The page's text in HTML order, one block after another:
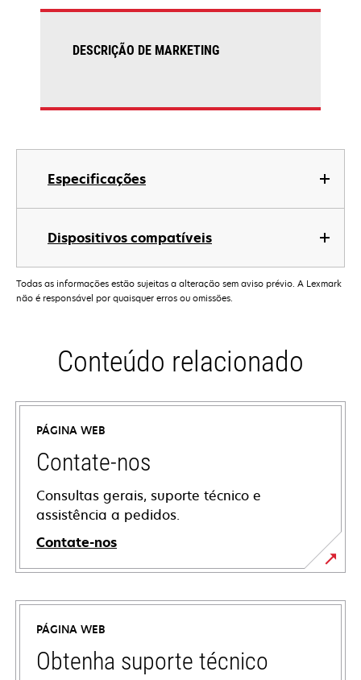
Especificações
Dispositivos compatíveis
DESCRIÇÃO DE MARKETING
Todas as informações estão sujeitas a alteração sem aviso prévio. A Lexmark
não é responsável por quaisquer erros ou omissões.
Conteúdo relacionado
PÁGINA WEB
Contate-nos
Consultas gerais, suporte técnico e
assistência a pedidos.
Contate-nos
PÁGINA WEB
Obtenha suporte técnico